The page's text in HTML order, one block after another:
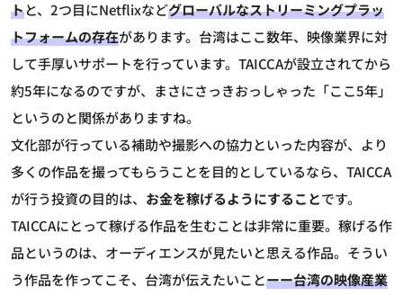
トと、2つ目にNetflixなどグローバルなストリーミングプラッ
トフォームの存在があります。台湾はここ数年、映像業界に対
して手厚いサポートを行っています。TAICCAが設立されてから
約5年になるのですが、まさにさっきおっしゃった「ここ5年」
というのと関係がありますね。
文化部が行っている補助や撮影への協力といった内容が、より
多くの作品を撮ってもらうことを目的としているなら、TAICCA
が行う投資の目的は、 お金を稼げるようにすることです。
TAICCAにとって稼げる作品を生むことは非常に重要。稼げる作
品というのは、オーディエンスが見たいと思える作品。そうい
う作品を作ってこそ、台湾が伝えたいことーー台湾の映像産業